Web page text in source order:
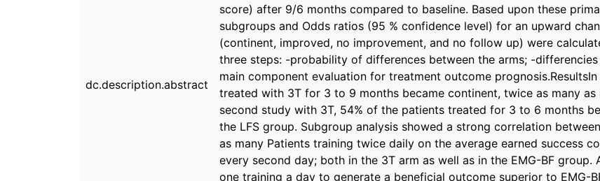
dc.description.abstract
score) after 9/6 months compared to baseline. Based upon these
subgroups and Odds ratios (95 % confidence level) for an upward
(continent, improved, no improvement, and no follow up) were
three steps: -probability of differences between the arms; -
main component evaluation for treatment outcome
treated with 3T for 3 to 9 months became continent, twice as many
second study with 3T, 54% of the patients treated for 3 to 6 months
the LFS group. Subgroup analysis showed a strong correlation
as many Patients training twice daily on the average earned success
every second day; both in the 3T arm as well as in the EMG-BF
one training a day to generate a beneficial outcome superior to EMG-